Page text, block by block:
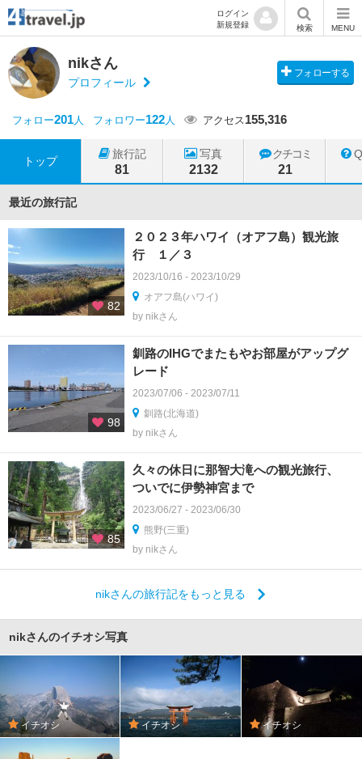
ログイン
新規登録
検索 MENU
nikさん
プロフィール
フォローする
フォロー201人 フォロワー122人 アクセス155,316
トップ
旅行記
81
写真
2132
クチコミ
21
最近の旅行記
82
２０２３年ハワイ（オアフ島）観光旅
行 １／３
2023/10/16 - 2023/10/29
オアフ島(ハワイ)
by nikさん
98
釧路のIHGでまたもやお部屋がアップグ
レード
2023/07/06 - 2023/07/11
釧路(北海道)
by nikさん
85
久々の休日に那智大滝への観光旅行、
ついでに伊勢神宮まで
2023/06/27 - 2023/06/30
熊野(三重)
by nikさん
nikさんの旅行記をもっと見る
nikさんのイチオシ写真
イチオシ イチオシ イチオシ